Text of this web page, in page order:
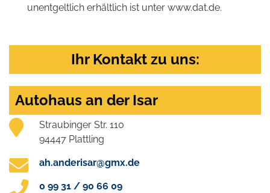
unentgeltlich erhältlich ist unter www.dat.de.
Ihr Kontakt zu uns:
Autohaus an der Isar
Straubinger Str. 110
94447 Plattling
ah.anderisar@gmx.de
0 99 31 / 90 66 09